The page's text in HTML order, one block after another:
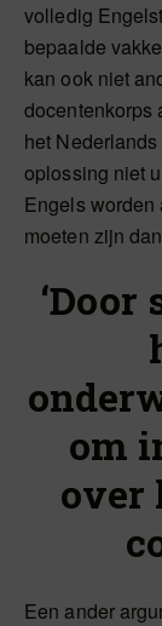
volledig
bepaalde
kan ook niet
docentenkorps
het
oplossing niet
Engels worden
moeten zijn
om
over
Een ander